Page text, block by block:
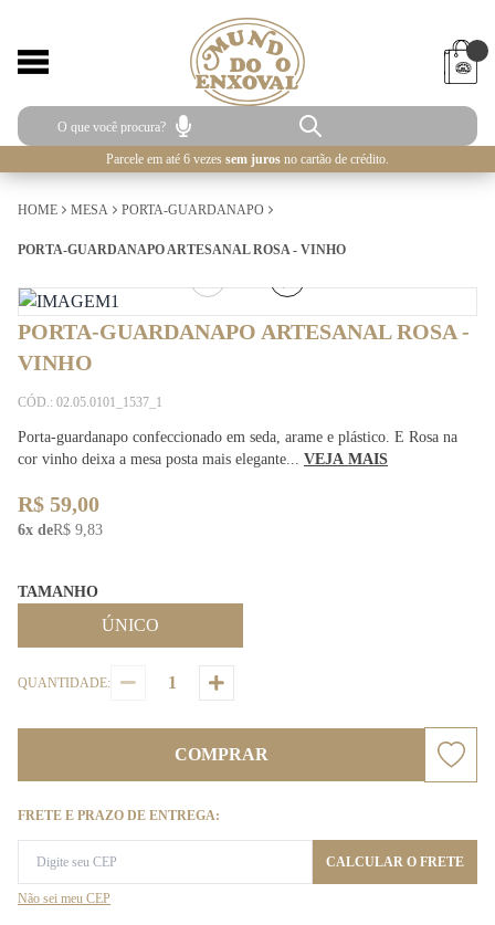
Parcele em até 6 vezes sem juros no cartão de crédito.
HOME MESA PORTA-GUARDANAPO
PORTA-GUARDANAPO ARTESANAL ROSA - VINHO
PORTA-GUARDANAPO ARTESANAL ROSA -
VINHO
CÓD.: 02.05.0101_1537_1
Porta-guardanapo confeccionado em seda, arame e plástico. E Rosa na
cor vinho deixa a mesa posta mais elegante... VEJA MAIS
R$ 59,00
6x deR$ 9,83
TAMANHO
ÚNICO
QUANTIDADE:
COMPRAR
FRETE E PRAZO DE ENTREGA:
CALCULAR O FRETE
Não sei meu CEP